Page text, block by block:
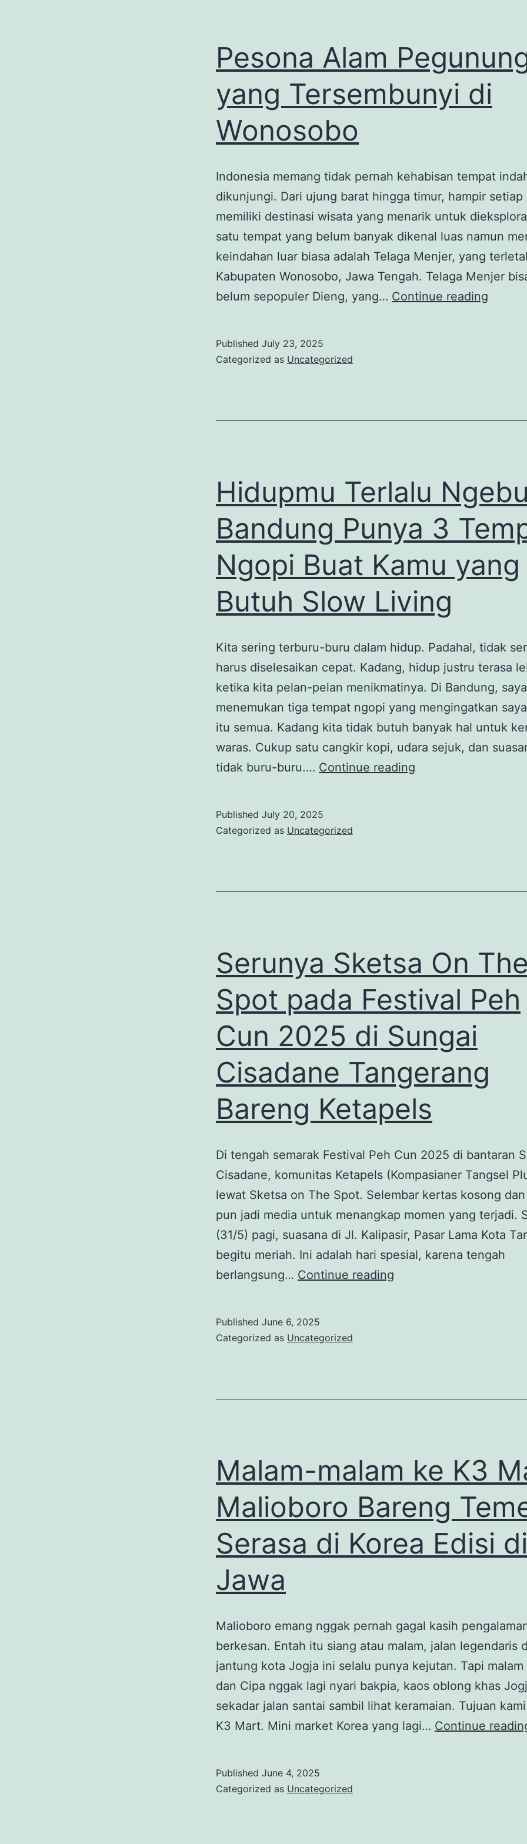
Pesona Alam
yang Tersembunyi di
Wonosobo
Indonesia memang tidak pernah kehabisan tempat
dikunjungi. Dari ujung barat hingga timur, hampir setiap
memiliki destinasi wisata yang menarik untuk
satu tempat yang belum banyak dikenal luas namun
keindahan luar biasa adalah Telaga Menjer, yang
Kabupaten Wonosobo, Jawa Tengah. Telaga Menjer
belum sepopuler Dieng, yang… Continue reading
Published July 23, 2025
Categorized as Uncategorized
Hidupmu Terlalu
Bandung Punya 3
Ngopi Buat Kamu yang
Butuh Slow Living
Kita sering terburu-buru dalam hidup. Padahal, tidak
harus diselesaikan cepat. Kadang, hidup justru terasa
ketika kita pelan-pelan menikmatinya. Di Bandung, saya
menemukan tiga tempat ngopi yang mengingatkan
itu semua. Kadang kita tidak butuh banyak hal untuk
waras. Cukup satu cangkir kopi, udara sejuk, dan
tidak buru-buru.… Continue reading
yang
Butuh
Slow
Living
Published July 20, 2025
Categorized as Uncategorized
Serunya Sketsa On
Spot pada Festival Peh
Cun 2025 di Sungai
Cisadane Tangerang
Bareng Ketapels
Di tengah semarak Festival Peh Cun 2025 di bantaran
Cisadane, komunitas Ketapels (Kompasianer Tangsel
lewat Sketsa on The Spot. Selembar kertas kosong
pun jadi media untuk menangkap momen yang terjadi.
(31/5) pagi, suasana di Jl. Kalipasir, Pasar Lama Kota
begitu meriah. Ini adalah hari spesial, karena tengah
berlangsung… Continue reading
di
Cisadane
Tangerang
Bareng
Published June 6, 2025
Categorized as Uncategorized
Malam-malam ke K3
Malioboro Bareng
Serasa di Korea Edisi di
Jawa
Malioboro emang nggak pernah gagal kasih
berkesan. Entah itu siang atau malam, jalan legendaris
jantung kota Jogja ini selalu punya kejutan. Tapi
dan Cipa nggak lagi nyari bakpia, kaos oblong khas
sekadar jalan santai sambil lihat keramaian. Tujuan
K3 Mart. Mini market Korea yang lagi… Continue
Published June 4, 2025
Categorized as Uncategorized